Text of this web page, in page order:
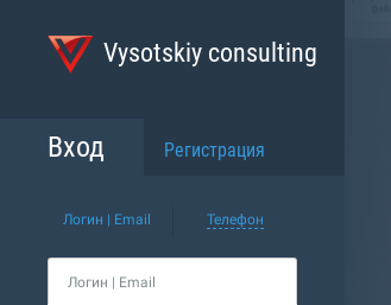
Vysotskiy consulting
Вход Регистрация
Логин | Email Телефон
Логин | Email